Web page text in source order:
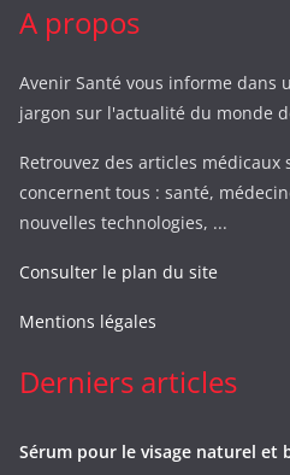
A propos
Avenir Santé vous informe dans
jargon sur l'actualité du monde
Retrouvez des articles
concernent tous : santé,
nouvelles technologies, ...
Consulter le plan du site
Mentions légales
Derniers articles
Sérum pour le visage naturel et